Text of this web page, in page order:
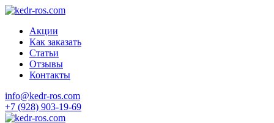
Акции
Как заказать
Статьи
Отзывы
Контакты
info@kedr-ros.com
+7 (928) 903-19-69